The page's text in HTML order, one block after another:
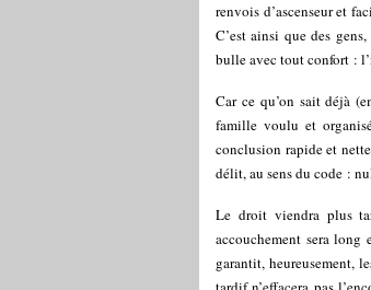
renvois d’ascenseur et
C’est ainsi que des
bulle avec tout confort :
Car ce qu’on sait déjà
famille voulu et
conclusion rapide et
délit, au sens du code :
Le droit viendra plus
accouchement sera
garantit, heureusement,